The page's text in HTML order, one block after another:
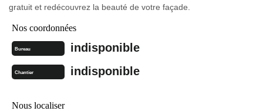
gratuit et redécouvrez la beauté de votre façade.
Nos coordonnées
Bureau indisponible
Chantier indisponible
Nous localiser